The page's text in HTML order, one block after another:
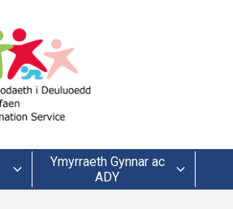
Ymyrraeth Gynnar ac
ADY